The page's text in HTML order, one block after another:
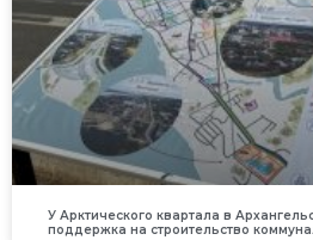
У Арктического квартала в
поддержка на строительство